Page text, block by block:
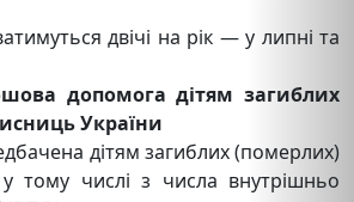
двічі на рік — у липні та
допомога дітям загиблих
України
дітям загиблих (померлих)
у тому числі з числа внутрішньо